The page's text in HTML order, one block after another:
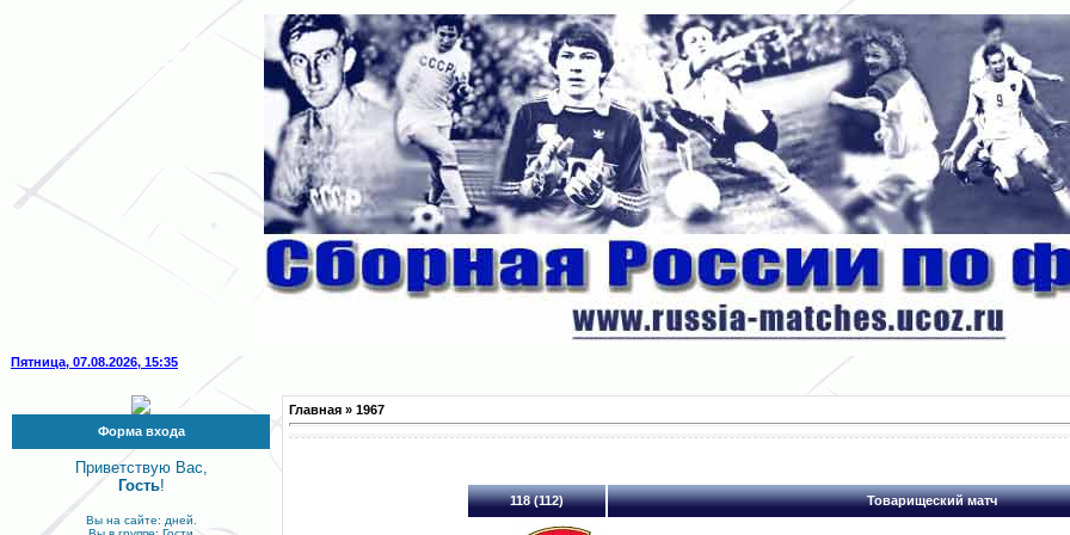
Пятница, 07.08.2026, 15:35
Форма входа
Приветствую Вас,
Гость!
Вы на сайте: дней.
Главная » 1967
118 (112) Товарищеский матч